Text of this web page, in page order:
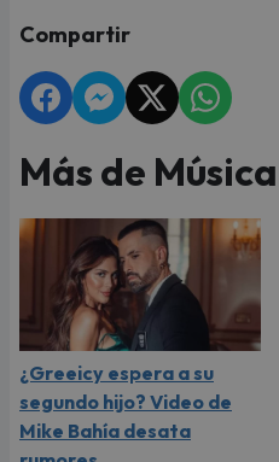
Compartir
Más de Música
¿Greeicy espera a su
segundo hijo? Video de
Mike Bahía desata